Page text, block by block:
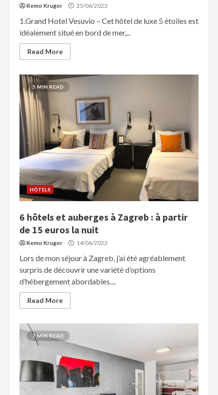
Remo Kruger 25/06/2023
1.Grand Hotel Vesuvio – Cet hôtel de luxe 5 étoiles est
idéalement situé en bord de mer,...
Read More
5 MIN READ
HÔTELS
6 hôtels et auberges à Zagreb : à partir
de 15 euros la nuit
Remo Kruger 14/06/2023
Lors de mon séjour à Zagreb, j’ai été agréablement
surpris de découvrir une variété d’options
d’hébergement abordables....
Read More
7 MIN READ